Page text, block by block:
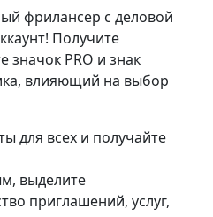
фрилансер с деловой
Получите
значок PRO и знак
влияющий на выбор
для всех и получайте
выделите
приглашений, услуг,